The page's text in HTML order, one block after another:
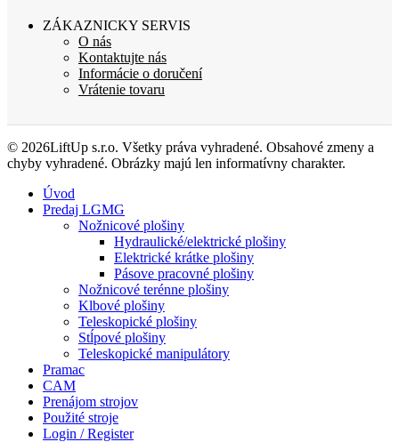
ZÁKAZNICKY SERVIS
O nás
Kontaktujte nás
Informácie o doručení
Vrátenie tovaru
© 2026LiftUp s.r.o. Všetky práva vyhradené. Obsahové zmeny a
chyby vyhradené. Obrázky majú len informatívny charakter.
Úvod
Predaj LGMG
Nožnicové plošiny
Hydraulické/elektrické plošiny
Elektrické krátke plošiny
Pásove pracovné plošiny
Nožnicové terénne plošiny
Klbové plošiny
Teleskopické plošiny
Stĺpové plošiny
Teleskopické manipulátory
Pramac
CAM
Prenájom strojov
Použité stroje
Login / Register